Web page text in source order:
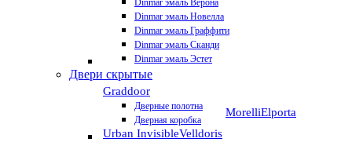
Dinmar эмаль Верона
Dinmar эмаль Новелла
Dinmar эмаль Граффити
Dinmar эмаль Сканди
Dinmar эмаль Эстет
Двери скрытые
Graddoor
Дверные полотна
Дверная коробка
Urban InvisibleVelldoris
MorelliElporta